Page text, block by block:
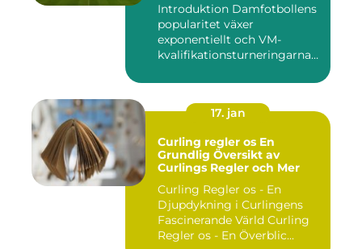
Introduktion Damfotbollens
popularitet växer
exponentiellt och VM-
kvalifikationsturneringarna
17. jan
Curling regler os En
Grundlig Översikt av
Curlings Regler och Mer
Curling Regler os - En
Djupdykning i Curlingens
Fascinerande Värld Curling
Regler os - En Överblic...